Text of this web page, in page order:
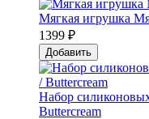
Мягкая игрушка
1399 ₽
Добавить
Набор
Buttercream